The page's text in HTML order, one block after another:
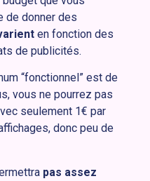
de donner des
en fonction des
de publicités.
“fonctionnel” est de
vous ne pourrez pas
seulement 1€ par
donc peu de
pas assez